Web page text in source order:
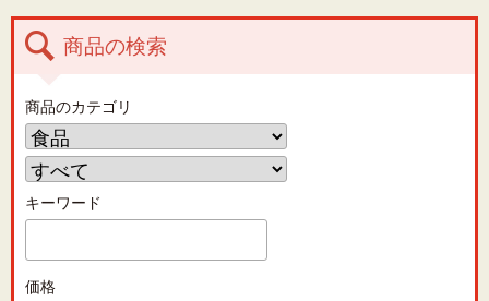
商品の検索
商品のカテゴリ
キーワード
価格